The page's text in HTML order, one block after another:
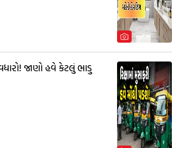
વધારો! જાણો હવે કેટલું ભાડુ